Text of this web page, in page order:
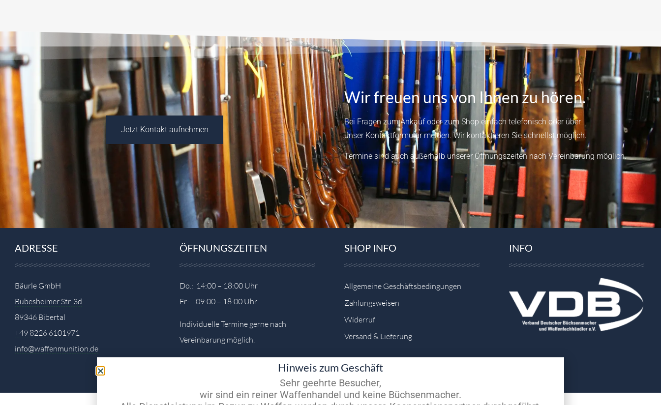
Jetzt Kontakt aufnehmen
Wir freuen uns von Ihnen zu hören.
Bei Fragen zum Ankauf oder zum Shop einfach telefonisch oder über
unser Kontaktformularmelden.Wir kontaktieren Sie schnellst möglich.
Termine sind auch außerhalb unserer Öffnungszeiten nach Vereinbarung möglich.
ADRESSE
Bäurle GmbH
Bubesheimer Str. 3d
89346 Bibertal
+49 8226 6101971
info@waffenmunition.de
ÖFFNUNGSZEITEN
Do.: 14:00 – 18:00 Uhr
Fr.: 09:00 – 18:00 Uhr
Individuelle Termine gerne nach
Vereinbarung möglich.
SHOP INFO
Allgemeine Geschäftsbedingungen
Zahlungsweisen
Widerruf
Versand & Lieferung
INFO
Hinweis zum Geschäft
Sehr geehrte Besucher,
wir sind ein reiner Waffenhandel und keine Büchsenmacher.